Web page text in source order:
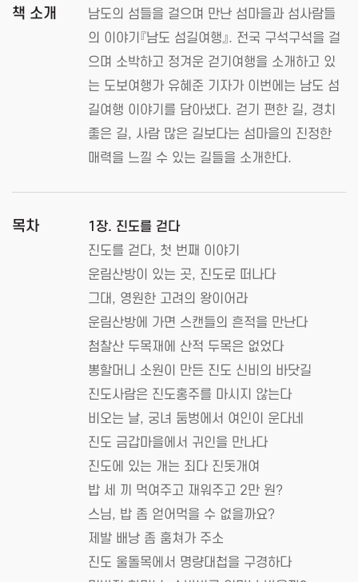
책 소개
남도의 섬들을 걸으며 만난 섬마을과 섬사람들
의 이야기『남도 섬길여행』. 전국 구석구석을 걸
으며 소박하고 정겨운 걷기여행을 소개하고 있
는 도보여행가 유혜준 기자가 이번에는 남도 섬
길여행 이야기를 담아냈다. 걷기 편한 길, 경치
좋은 길, 사람 많은 길보다는 섬마을의 진정한
매력을 느낄 수 있는 길들을 소개한다.
목차
1장. 진도를 걷다
진도를 걷다, 첫 번째 이야기
운림산방이 있는 곳, 진도로 떠나다
그대, 영원한 고려의 왕이어라
운림산방에 가면 스캔들의 흔적을 만난다
첨찰산 두목재에 산적 두목은 없었다
뽕할머니 소원이 만든 진도 신비의 바닷길
진도사람은 진도홍주를 마시지 않는다
비오는 날, 궁녀 둠벙에서 여인이 운다네
진도 금갑마을에서 귀인을 만나다
진도에 있는 개는 죄다 진돗개여
밥 세 끼 먹여주고 재워주고 2만 원?
스님, 밥 좀 얻어먹을 수 없을까요?
제발 배낭 좀 훔쳐가 주소
진도 울돌목에서 명량대첩을 구경하다